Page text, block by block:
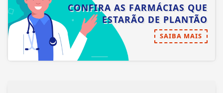
CONFIRA AS FARMÁCIAS QUE
ESTARÃO DE PLANTÃO
SAIBA MAIS